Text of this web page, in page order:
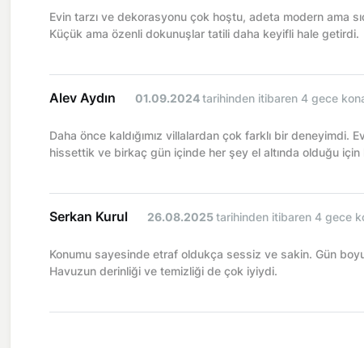
Evin tarzı ve dekorasyonu çok hoştu, adeta modern ama
Küçük ama özenli dokunuşlar tatili daha keyifli hale getirdi.
Alev Aydın 01.09.2024tarihinden itibaren 4 gece
Daha önce kaldığımız villalardan çok farklı bir deneyimdi.
hissettik ve birkaç gün içinde her şey el altında olduğu
Serkan Kurul 26.08.2025tarihinden itibaren 4 gece
Konumu sayesinde etraf oldukça sessiz ve sakin. Gün
Havuzun derinliği ve temizliği de çok iyiydi.